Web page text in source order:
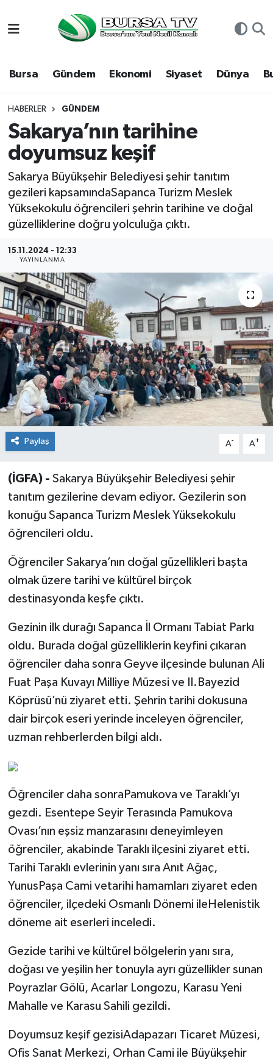
Bursa Gündem Ekonomi Siyaset Dünya
HABERLER GÜNDEM
Sakarya’nın tarihine
doyumsuz keşif
Sakarya Büyükşehir Belediyesi şehir tanıtım
gezileri kapsamındaSapanca Turizm Meslek
Yüksekokulu öğrencileri şehrin tarihine ve doğal
güzelliklerine doğru yolculuğa çıktı.
15.11.2024 - 12:33
YAYINLANMA
Paylaş A- A+
(İGFA) - Sakarya Büyükşehir Belediyesi şehir
tanıtım gezilerine devam ediyor. Gezilerin son
konuğu Sapanca Turizm Meslek Yüksekokulu
öğrencileri oldu.
Öğrenciler Sakarya’nın doğal güzellikleri başta
olmak üzere tarihi ve kültürel birçok
destinasyonda keşfe çıktı.
Gezinin ilk durağı Sapanca İl Ormanı Tabiat Parkı
oldu. Burada doğal güzelliklerin keyfini çıkaran
öğrenciler daha sonra Geyve ilçesinde bulunan Ali
Fuat Paşa Kuvayı Milliye Müzesi ve II.Bayezid
Köprüsü’nü ziyaret etti. Şehrin tarihi dokusuna
dair birçok eseri yerinde inceleyen öğrenciler,
uzman rehberlerden bilgi aldı.
Öğrenciler daha sonraPamukova ve Taraklı’yı
gezdi. Esentepe Seyir Terasında Pamukova
Ovası’nın eşsiz manzarasını deneyimleyen
öğrenciler, akabinde Taraklı ilçesini ziyaret etti.
Tarihi Taraklı evlerinin yanı sıra Anıt Ağaç,
YunusPaşa Cami vetarihi hamamları ziyaret eden
öğrenciler, ilçedeki Osmanlı Dönemi ileHelenistik
döneme ait eserleri inceledi.
Gezide tarihi ve kültürel bölgelerin yanı sıra,
doğası ve yeşilin her tonuyla ayrı güzellikler sunan
Poyrazlar Gölü, Acarlar Longozu, Karasu Yeni
Mahalle ve Karasu Sahili gezildi.
Doyumsuz keşif gezisiAdapazarı Ticaret Müzesi,
Ofis Sanat Merkezi, Orhan Cami ile Büyükşehir
Bursa
Dünya
Eğitim
Ekonomi
Genel
Magazin
Sağlık
Siyaset
Spor
Teknoloji
Türkiye
Hava Durumu
Namaz Vakitleri
Trafik Durumu
Süper Lig Puan Durumu ve Fikstür
Tüm Manşetler
Son Dakika Haberleri
Haber Arşivi